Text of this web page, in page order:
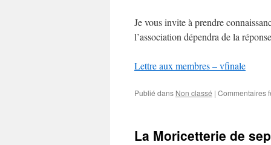
Je vous invite à prendre
l’association dépendra de la
Lettre aux membres – vfinale
Publié dans Non classé | Commentaires
La Moricetterie de